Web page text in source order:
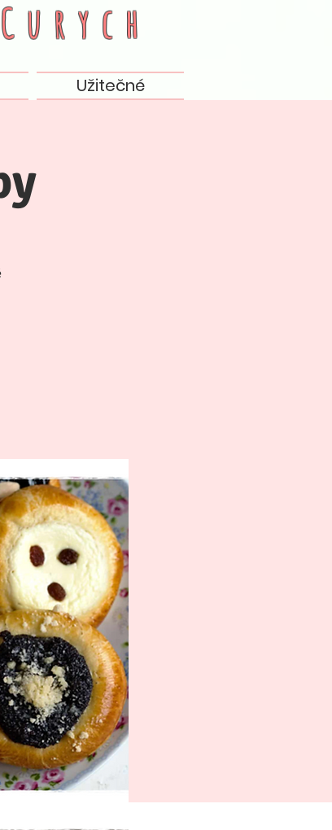
Curych
Užitečné